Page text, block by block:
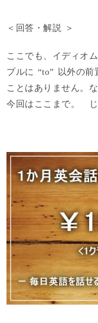
＜回答・解説 ＞
ここでも、イディオ
プルに “to” 以外の前
ことはありません。
今回はここまで。 じ